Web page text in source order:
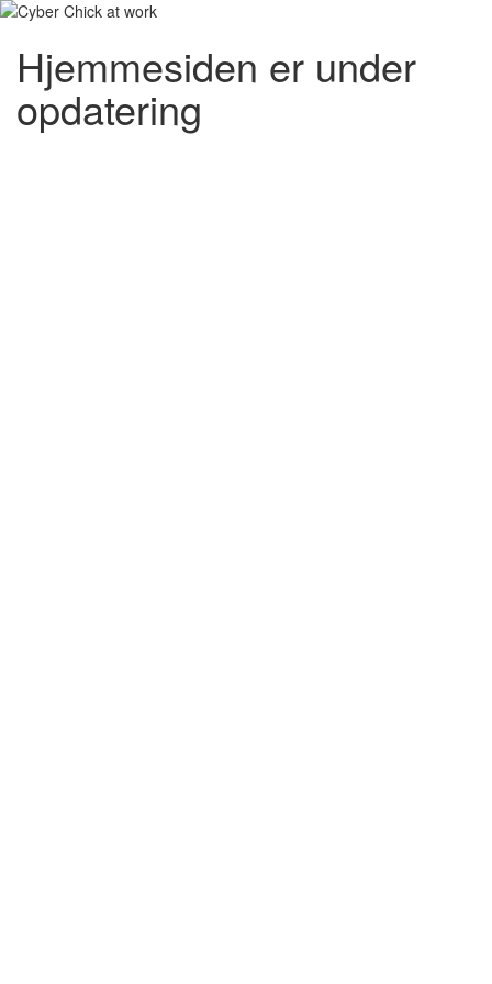
Hjemmesiden er under
opdatering